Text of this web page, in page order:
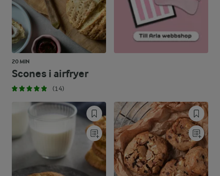
20 MIN
Scones i airfryer
(14)